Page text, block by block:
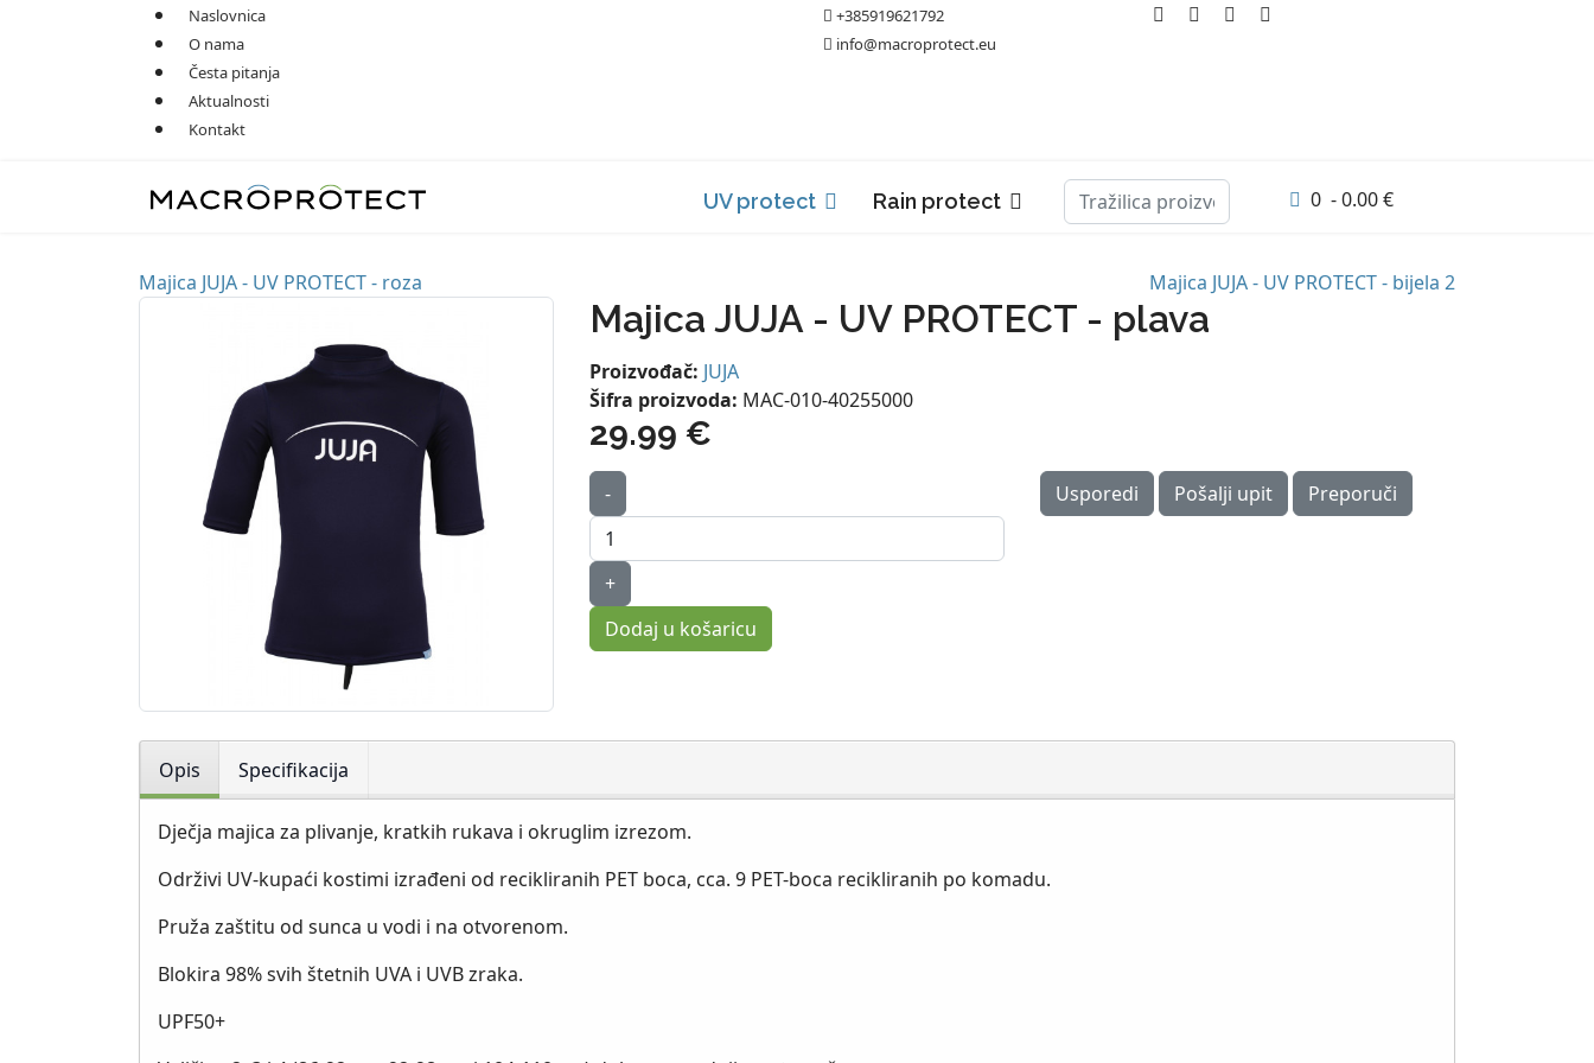
Naslovnica
O nama
Česta pitanja
Aktualnosti
Kontakt
+385919621792
info@macroprotect.eu
UV protect Rain protect 0 - 0.00 €
Majica JUJA - UV PROTECT - roza Majica JUJA - UV PROTECT - bijela 2
Majica JUJA - UV PROTECT - plava
Proizvođač: JUJA
Šifra proizvoda: MAC-010-40255000
29.99 €
-
+
Dodaj u košaricu
Usporedi Pošalji upit Preporuči
Opis Specifikacija
Dječja majica za plivanje, kratkih rukava i okruglim izrezom.
Održivi UV-kupaći kostimi izrađeni od recikliranih PET boca, cca. 9 PET-boca recikliranih po komadu.
Pruža zaštitu od sunca u vodi i na otvorenom.
Blokira 98% svih štetnih UVA i UVB zraka.
UPF50+